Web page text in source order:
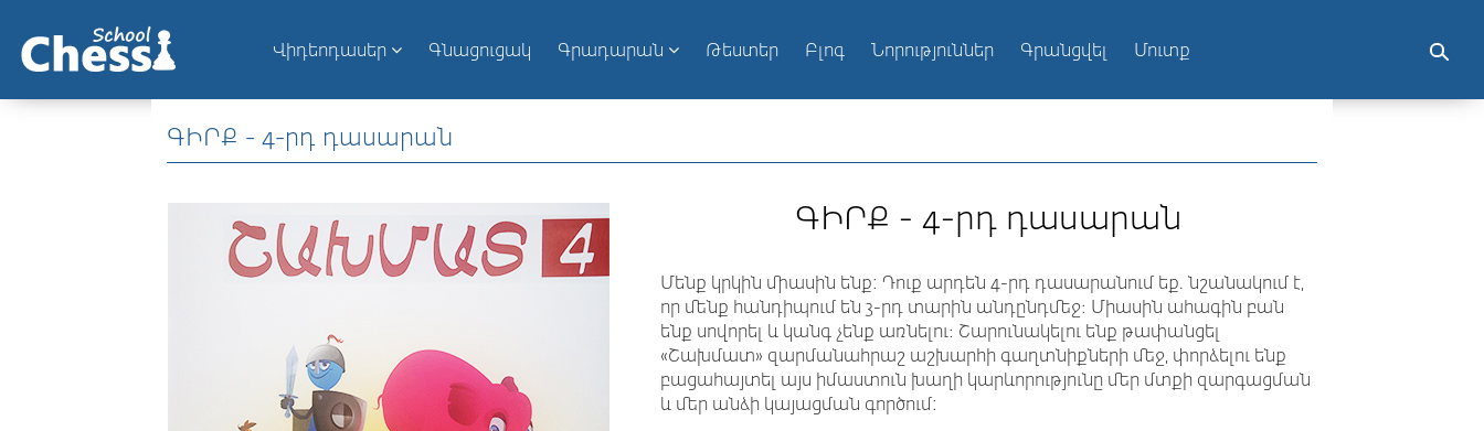
Վիդեոդասեր Գնացուցակ Գրադարան Թեստեր Բլոգ Նորություններ Գրանցվել Մուտք
ԳԻՐՔ - 4-րդ դասարան
ԳԻՐՔ - 4-րդ դասարան
Մենք կրկին միասին ենք: Դուք արդեն 4-րդ դասարանում եք. նշանակում է,
որ մենք հանդիպում են 3-րդ տարին անդընդմեջ։ Միասին ահագին բան
ենք սովորել և կանգ չենք առնելու։ Շարունակելու ենք թափանցել
«Շախմատ» զարմանահրաշ աշխարհի գաղտնիքների մեջ, փորձելու ենք
բացահայտել այս իմաստուն խաղի կարևորությունը մեր մտքի զարգացման
և մեր անձի կայացման գործում: